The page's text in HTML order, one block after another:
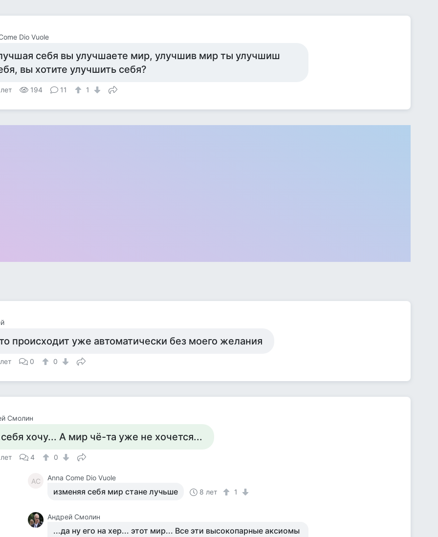
Dio Vuole
себя вы улучшаете мир, улучшив мир ты улучшиш
вы хотите улучшить себя?
194 11 1
происходит уже автоматически без моего желания
0 0
Смолин
хочу... А мир чё-та уже не хочется...
4 0
AC Anna Come Dio Vuole
изменяя себя мир стане лучьше 8 лет 1
Андрей Смолин
...да ну его на хер... этот мир... Все эти высокопарные аксиомы